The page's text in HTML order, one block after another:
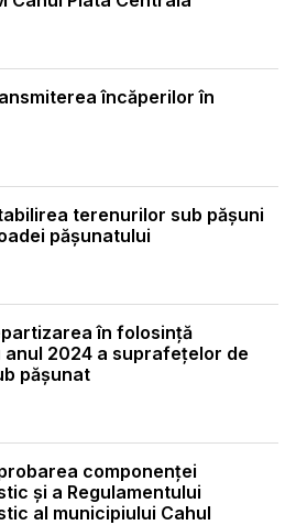
încăperilor în
terenurilor sub pășuni
păşunatului
în folosinţă
2024 a suprafeţelor de
păşunat
componenţei
şi a Regulamentului
al municipiului Cahul